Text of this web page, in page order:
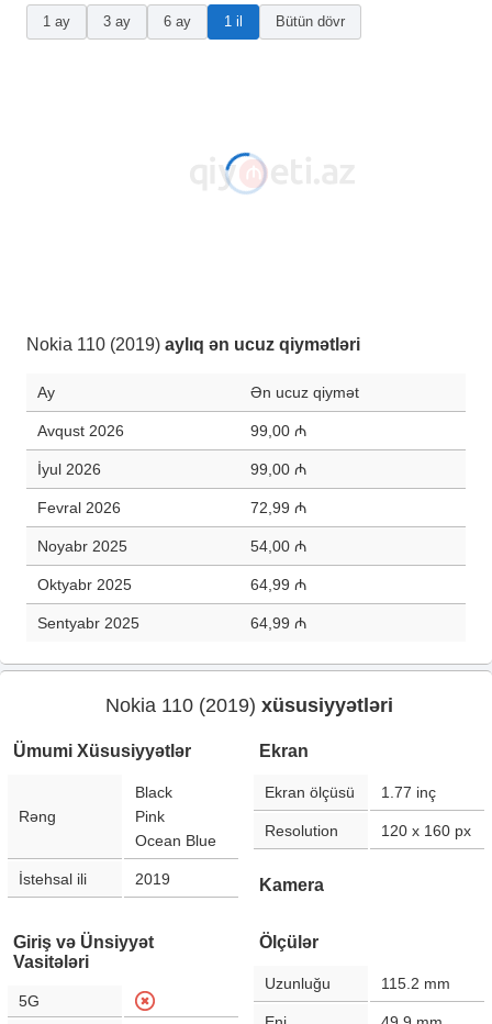
1 ay 3 ay 6 ay 1 il Bütün dövr
Nokia 110 (2019) aylıq ən ucuz qiymətləri
Ay Ən ucuz qiymət
Avqust 2026 99,00 ₼
İyul 2026 99,00 ₼
Fevral 2026 72,99 ₼
Noyabr 2025 54,00 ₼
Oktyabr 2025 64,99 ₼
Sentyabr 2025 64,99 ₼
Nokia 110 (2019) xüsusiyyətləri
Ümumi Xüsusiyyətlər
Rəng
Black
Pink
Ocean Blue
İstehsal ili 2019
Ekran
Ekran ölçüsü 1.77 inç
Resolution 120 x 160 px
Kamera
Giriş və Ünsiyyət
Vasitələri
5G
Ölçülər
Uzunluğu 115.2 mm